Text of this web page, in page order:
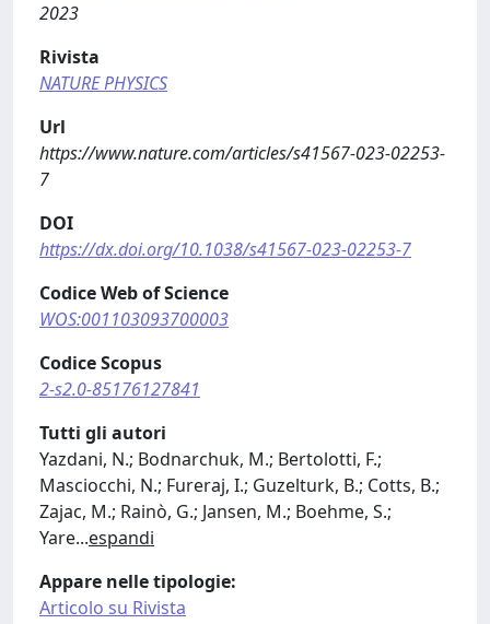
2023
Rivista
NATURE PHYSICS
Url
https://www.nature.com/articles/s41567-023-02253-
7
DOI
https://dx.doi.org/10.1038/s41567-023-02253-7
Codice Web of Science
WOS:001103093700003
Codice Scopus
2-s2.0-85176127841
Tutti gli autori
Yazdani, N.; Bodnarchuk, M.; Bertolotti, F.;
Masciocchi, N.; Fureraj, I.; Guzelturk, B.; Cotts, B.;
Zajac, M.; Rainò, G.; Jansen, M.; Boehme, S.;
Yare...espandi
Appare nelle tipologie:
Articolo su Rivista